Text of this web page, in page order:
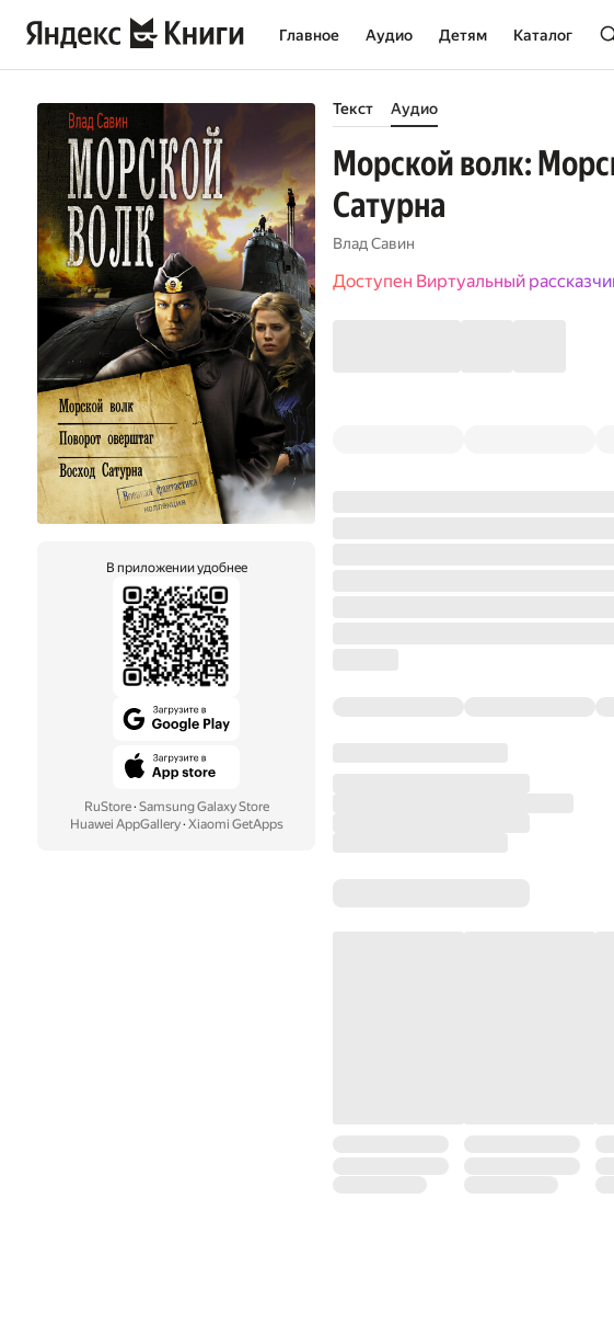
Главное Аудио Детям Каталог
В приложении удобнее
RuStore· Samsung Galaxy Store
Huawei AppGallery· Xiaomi GetApps
Текст Аудио
Морской волк:
Сатурна
Влад Савин
Доступен Виртуальный